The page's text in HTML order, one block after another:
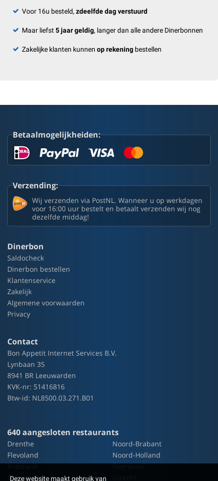
Deze website maakt gebruik van
Voor 16u besteld, zdeelfde dag verstuurd
Maar liefst 5 jaar geldig, langer dan alle andere Dinerbonnen
Zakelijke klanten kunnen op rekening bestellen
Betaalmogelijkheiden:
Verzending:
Wij verzenden via PostNL. Wanneer u op werkdagen
voor 16:00 uur bestelt en betaalt verzenden wij nog
dezelfde middag!
Dinerbon
Saldocheck
Dinerbon bestellen
Klantenservice
Zakelijk
Algemene voorwaarden
Privacy
Contact
Bon Appetit Internet Services B.V.
Lynbaan 35
8941 BR Leeuwarden
KVK-nr: 51416816
Btw-id: NL8500.03.271.B01
640 aangesloten restaurants
Drenthe
Flevoland
Friesland
Gelderland
Noord-Brabant
Noord-Holland
Overijssel